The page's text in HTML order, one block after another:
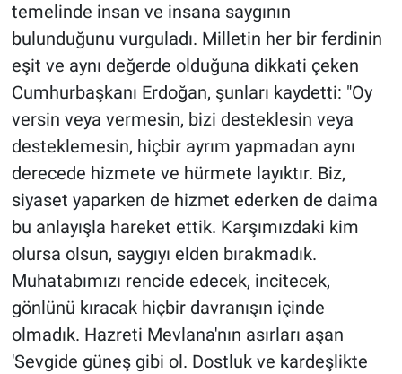
temelinde insan ve insana saygının
bulunduğunu vurguladı. Milletin her bir ferdinin
eşit ve aynı değerde olduğuna dikkati çeken
Cumhurbaşkanı Erdoğan, şunları kaydetti: "Oy
versin veya vermesin, bizi desteklesin veya
desteklemesin, hiçbir ayrım yapmadan aynı
derecede hizmete ve hürmete layıktır. Biz,
siyaset yaparken de hizmet ederken de daima
bu anlayışla hareket ettik. Karşımızdaki kim
olursa olsun, saygıyı elden bırakmadık.
Muhatabımızı rencide edecek, incitecek,
gönlünü kıracak hiçbir davranışın içinde
olmadık. Hazreti Mevlana'nın asırları aşan
'Sevgide güneş gibi ol. Dostluk ve kardeşlikte